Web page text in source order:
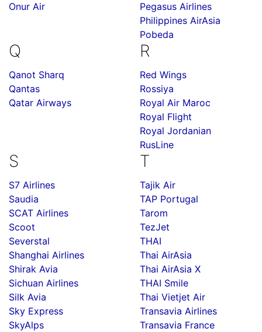
Onur Air
Pegasus Airlines
Philippines AirAsia
Pobeda
Q
Qanot Sharq
Qantas
Qatar Airways
R
Red Wings
Rossiya
Royal Air Maroc
Royal Flight
Royal Jordanian
RusLine
S
S7 Airlines
Saudia
SCAT Airlines
Scoot
Severstal
Shanghai Airlines
Shirak Avia
Sichuan Airlines
Silk Avia
Sky Express
SkyAlps
T
Tajik Air
TAP Portugal
Tarom
TezJet
THAI
Thai AirAsia
Thai AirAsia X
THAI Smile
Thai Vietjet Air
Transavia Airlines
Transavia France